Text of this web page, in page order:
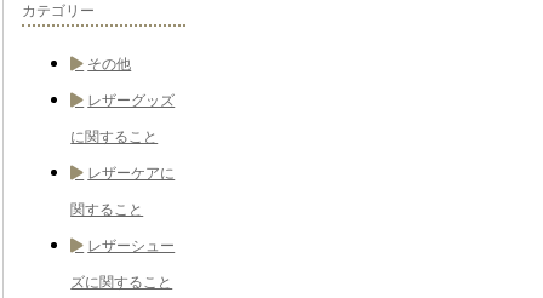
カテゴリー
その他
レザーグッズ
に関すること
レザーケアに
関すること
レザーシュー
ズに関すること